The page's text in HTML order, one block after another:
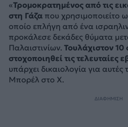
«Τρομοκρατημένος από τις
στη Γάζαπου χρησιμοποιείτο
οποίο επλήγη από ένα
προκάλεσε δεκάδες θύματα
Παλαιστινίων. Τουλάχιστον 10
στοχοποιηθεί τις τελευταίες
υπάρχει δικαιολογία για
Μπορέλ στο Χ.
ΔΙΑΦΗΜΙΣΗ